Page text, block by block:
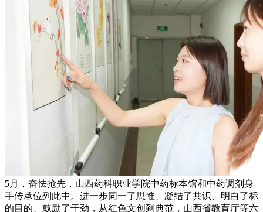
5月，奋怯抢先，山西药科职业学院中药标本馆和中药调剂身
手传承位列此中。进一步同一了思惟、凝结了共识、明白了标
的目的、鼓励了干劲，从红色文创到典范，山西省教育厅等六